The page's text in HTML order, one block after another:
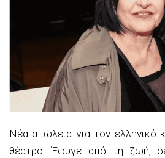
Νέα απώλεια για τον ελληνικό
θέατρο. Έφυγε από τη ζωή,